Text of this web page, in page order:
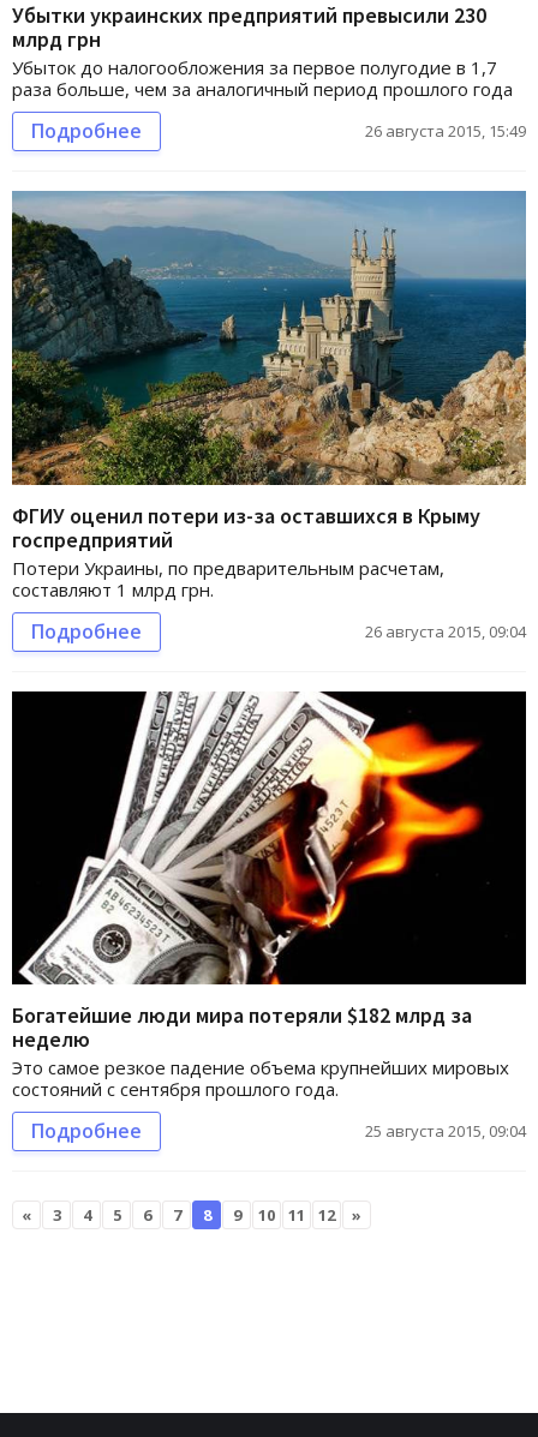
Убытки украинских предприятий превысили 230
млрд грн
Убыток до налогообложения за первое полугодие в 1,7
раза больше, чем за аналогичный период прошлого года
Подробнее 26 августа 2015, 15:49
ФГИУ оценил потери из-за оставшихся в Крыму
госпредприятий
Потери Украины, по предварительным расчетам,
составляют 1 млрд грн.
Подробнее 26 августа 2015, 09:04
Богатейшие люди мира потеряли $182 млрд за
неделю
Это самое резкое падение объема крупнейших мировых
состояний с сентября прошлого года.
Подробнее 25 августа 2015, 09:04
« 3 4 5 6 7 8 9 10 11 12 »